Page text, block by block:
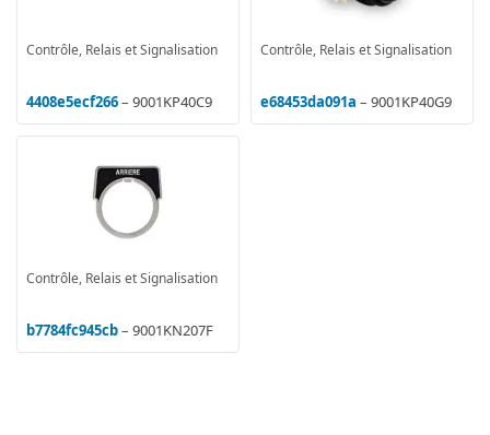
Contrôle, Relais et Signalisation
4408e5ecf266– 9001KP40C9
Contrôle, Relais et Signalisation
e68453da091a – 9001KP40G9
Contrôle, Relais et Signalisation
b7784fc945cb– 9001KN207F